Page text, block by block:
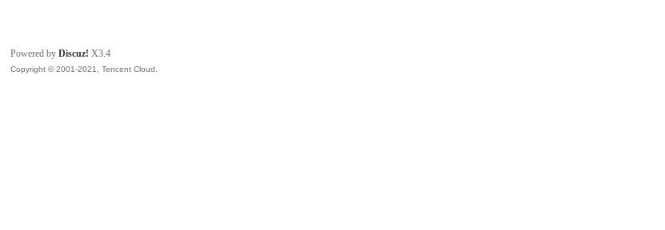
Powered byDiscuz! X3.4
Copyright © 2001-2021, Tencent Cloud.